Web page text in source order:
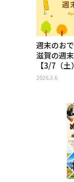
週末のお
滋賀の週
【3/7（
2026.3.6